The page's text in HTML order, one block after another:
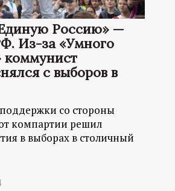
Россию» —
Из-за «Умного
коммунист
с выборов в
со стороны
компартии решил
в выборах в столичный